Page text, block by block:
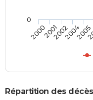
20002001200220042005
0
Répartition des